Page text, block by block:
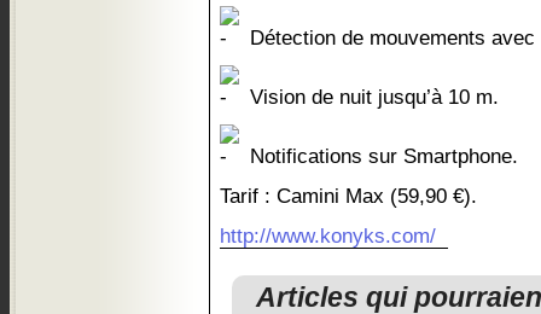
Détection de mouvements
Vision de nuit jusqu’à 10 m.
Notifications sur Smartphone.
Tarif : Camini Max (59,90 €).
http://www.konyks.com/
Articles qui